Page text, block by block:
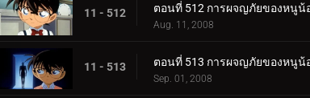
11 - 512 ตอนที่ 512 การผจญภัยของหนูน้
Aug. 11, 2008
11 - 513 ตอนที่ 513 การผจญภัยของหนูน้
Sep. 01, 2008